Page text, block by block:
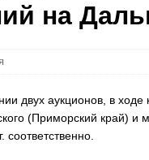
на
двух аукционов, в
(Приморский край) и
соответственно.